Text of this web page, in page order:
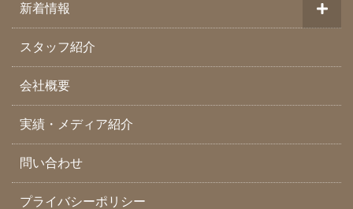
新着情報
スタッフ紹介
会社概要
実績・メディア紹介
問い合わせ
プライバシーポリシー